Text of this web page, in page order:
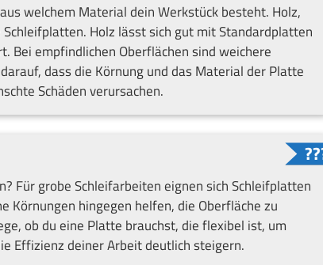
welchem Material dein Werkstück besteht. Holz,
Holz lässt sich gut mit Standardplatten
empfindlichen Oberflächen sind weichere
dass die Körnung und das Material der Platte
Schäden verursachen.
Für grobe Schleifarbeiten eignen sich Schleifplatten
Körnungen hingegen helfen, die Oberfläche zu
ob du eine Platte brauchst, die flexibel ist, um
Effizienz deiner Arbeit deutlich steigern.